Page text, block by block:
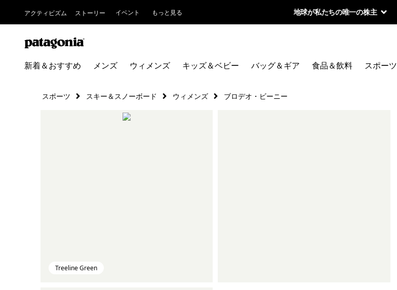
アクティビズム ストーリー イベント もっと見る 地球が私たちの唯一の株主
新着＆おすすめ メンズ ウィメンズ キッズ＆ベビー バッグ＆ギア 食品＆飲料 スポーツ
スポーツ スキー＆スノーボード ウィメンズ ブロデオ・ビーニー
Treeline Green